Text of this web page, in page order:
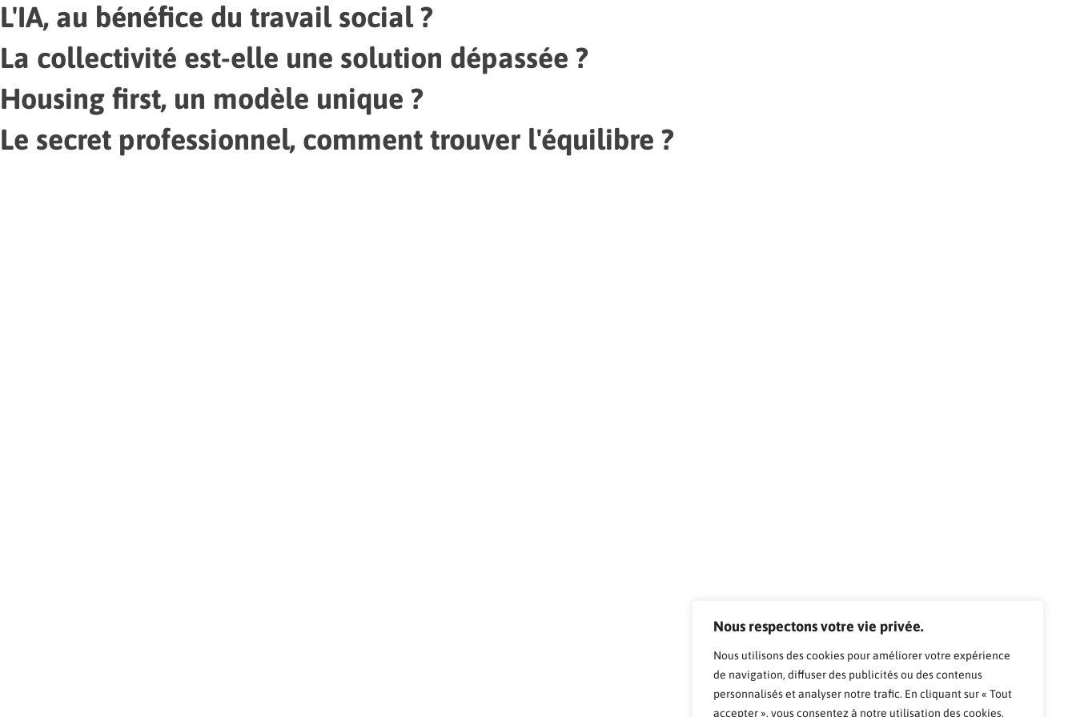
Nous respectons votre vie privée.
Nous utilisons des cookies pour améliorer votre expérience
de navigation, diffuser des publicités ou des contenus
personnalisés et analyser notre trafic. En cliquant sur « Tout
accepter », vous consentez à notre utilisation des cookies.
L'IA, au bénéfice du travail social ?
La collectivité est-elle une solution dépassée ?
Housing first, un modèle unique ?
Le secret professionnel, comment trouver l'équilibre ?